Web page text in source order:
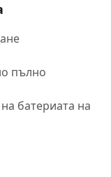
пълно
батериата на